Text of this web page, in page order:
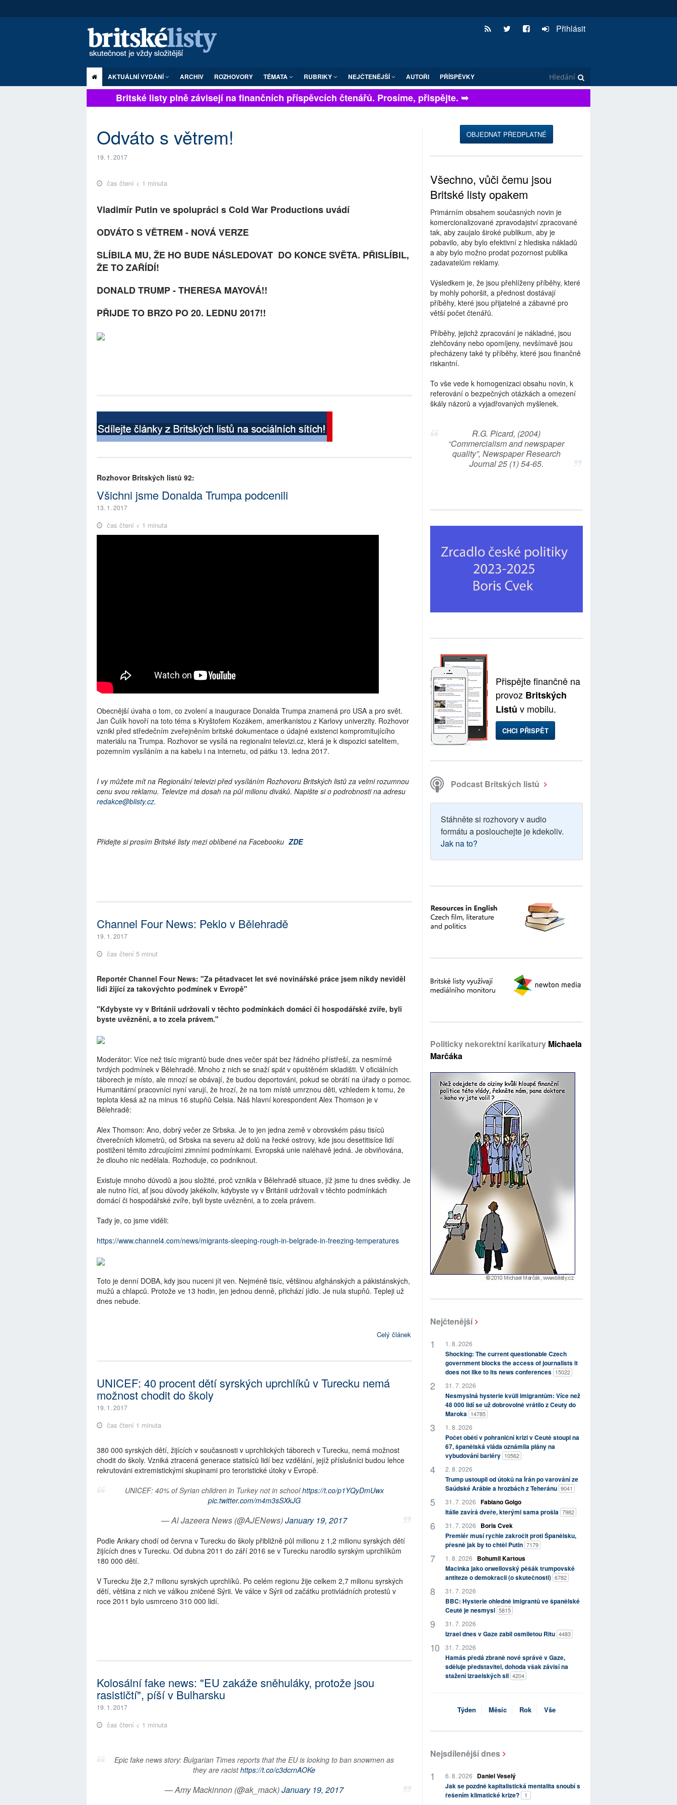
Přihlásit
AKTUÁLNÍ VYDÁNÍ ARCHIV ROZHOVORY TÉMATA RUBRIKY NEJČTENĚJŠÍ AUTOŘI PŘÍSPĚVKY
Britské listy plně závisejí na finančních příspěvcích čtenářů. Prosíme, přispějte. ➥
Odváto s větrem!
19. 1. 2017
čas čtení < 1 minuta
Vladimír Putin ve spolupráci s Cold War Productions uvádí
ODVÁTO S VĚTREM - NOVÁ VERZE
SLÍBILA MU, ŽE HO BUDE NÁSLEDOVAT DO KONCE SVĚTA. PŘISLÍBIL,
ŽE TO ZAŘÍDÍ!
DONALD TRUMP - THERESA MAYOVÁ!!
PŘIJDE TO BRZO PO 20. LEDNU 2017!!
Rozhovor Britských listů 92:
Všichni jsme Donalda Trumpa podcenili
13. 1. 2017
čas čtení < 1 minuta
Obecnější úvaha o tom, co zvolení a inaugurace Donalda Trumpa znamená pro USA a pro svět.
Jan Čulík hovoří na toto téma s Kryštofem Kozákem, amerikanistou z Karlovy univerzity. Rozhovor
vznikl před středečním zveřejněním britské dokumentace o údajné existenci kompromitujícího
materiálu na Trumpa. Rozhovor se vysílá na regionalni televizi.cz, která je k dispozici satelitem,
pozemním vysíláním a na kabelu i na internetu, od pátku 13. ledna 2017.
I vy můžete mít na Regionální televizi před vysíláním Rozhovoru Britských listů za velmi rozumnou
cenu svou reklamu. Televize má dosah na půl milionu diváků. Napište si o podrobnosti na adresu
redakce@blisty.cz.
Přidejte si prosím Britské listy mezi oblíbené na Facebooku ZDE
Channel Four News: Peklo v Bělehradě
19. 1. 2017
čas čtení 5 minut
Reportér Channel Four News: "Za pětadvacet let své novinářské práce jsem nikdy neviděl
lidi žijící za takovýchto podmínek v Evropě"
"Kdybyste vy v Británii udržovali v těchto podmínkách domácí či hospodářské zvíře, byli
byste uvězněni, a to zcela právem."
Moderátor: Více než tisíc migrantů bude dnes večer spát bez řádného přístřeší, za nesmírně
tvrdých podmínek v Bělehradě. Mnoho z nich se snaží spát v opuštěném skladišti. V oficiálních
táborech je místo, ale mnozí se obávají, že budou deportováni, pokud se obrátí na úřady o pomoc.
Humanitární pracovníci nyní varují, že hrozí, že na tom místě umrznou děti, vzhledem k tomu, že
teplota klesá až na minus 16 stupňů Celsia. Náš hlavní korespondent Alex Thomson je v
Bělehradě:
Alex Thomson: Ano, dobrý večer ze Srbska. Je to jen jedna země v obrovském pásu tisíců
čtverečních kilometrů, od Srbska na severu až dolů na řecké ostrovy, kde jsou desetitisíce lidí
postiženi těmito zdrcujícími zimními podmínkami. Evropská unie naléhavě jedná. Je obviňována,
že dlouho nic nedělala. Rozhoduje, co podniknout.
Existuje mnoho důvodů a jsou složité, proč vznikla v Bělehradě situace, jíž jsme tu dnes svědky. Je
ale nutno říci, ať jsou důvody jakékoliv, kdybyste vy v Británii udržovali v těchto podmínkách
domácí či hospodářské zvíře, byli byste uvězněni, a to zcela právem.
Tady je, co jsme viděli:
https://www.channel4.com/news/migrants-sleeping-rough-in-belgrade-in-freezing-temperatures
Toto je denní DOBA, kdy jsou nuceni jít ven. Nejméně tisíc, většinou afghánských a pákistánských,
mužů a chlapců. Protože ve 13 hodin, jen jednou denně, přichází jídlo. Je nula stupňů. Tepleji už
dnes nebude.
Celý článek
UNICEF: 40 procent dětí syrských uprchlíků v Turecku nemá
možnost chodit do školy
19. 1. 2017
čas čtení 1 minuta
380 000 syrských dětí, žijících v současnosti v uprchlických táborech v Turecku, nemá možnost
chodit do školy. Vzniká ztracená generace statisíců lidí bez vzdělání, jejíž příslušníci budou lehce
rekrutováni extremistickými skupinami pro teroristické útoky v Evropě.
UNICEF: 40% of Syrian children in Turkey not in schoolhttps://t.co/p1YQyDmUwx
pic.twitter.com/m4m3sSXkJG
— Al Jazeera News (@AJENews)January 19, 2017
Podle Ankary chodí od června v Turecku do školy přibližně půl milionu z 1,2 milionu syrských dětí
žijících dnes v Turecku. Od dubna 2011 do září 2016 se v Turecku narodilo syrským uprchlíkům
180 000 dětí.
V Turecku žije 2,7 milionu syrských uprchlíků. Po celém regionu žije celkem 2,7 milionu syrských
dětí, většina z nich ve válkou zničené Sýrii. Ve válce v Sýrii od začátku protivládních protestů v
roce 2011 bylo usmrceno 310 000 lidí.
Kolosální fake news: "EU zakáže sněhuláky, protože jsou
rasističtí", píší v Bulharsku
19. 1. 2017
čas čtení < 1 minuta
Epic fake news story: Bulgarian Times reports that the EU is looking to ban snowmen as
they are racisthttps://t.co/c3dcrnAOKe
— Amy Mackinnon (@ak_mack)January 19, 2017
OBJEDNAT PŘEDPLATNÉ
Všechno, vůči čemu jsou
Britské listy opakem
Primárním obsahem současných novin je
komercionalizované zpravodajství zpracované
tak, aby zaujalo široké publikum, aby je
pobavilo, aby bylo efektivní z hlediska nákladů
a aby bylo možno prodat pozornost publika
zadavatelům reklamy.
Výsledkem je, že jsou přehlíženy příběhy, které
by mohly pohoršit, a přednost dostávají
příběhy, které jsou přijatelné a zábavné pro
větší počet čtenářů.
Příběhy, jejichž zpracování je nákladné, jsou
zlehčovány nebo opomíjeny, nevšímavě jsou
přecházeny také ty příběhy, které jsou finančně
riskantní.
To vše vede k homogenizaci obsahu novin, k
referování o bezpečných otázkách a omezení
škály názorů a vyjadřovaných myšlenek.
R.G. Picard, (2004)
“Commercialism and newspaper
quality”, Newspaper Research
Journal 25 (1) 54-65.
Přispějte finančně na
provoz Britských
Listů v mobilu.
CHCI PŘISPĚT
Podcast Britských listů
Stáhněte si rozhovory v audio
formátu a poslouchejte je kdekoliv.
Jak na to?
Politicky nekorektní karikatury Michaela
Marčáka
Nejčtenější
1. 8. 2026
Shocking: The current questionable Czech
government blocks the access of journalists it
does not like to its news conferences 15022
31. 7. 2026
Nesmyslná hysterie kvůli imigrantům: Více než
48 000 lidí se už dobrovolně vrátilo z Ceuty do
Maroka 14785
1. 8. 2026
Počet obětí v pohraniční krizi v Ceutě stoupl na
67, španělská vláda oznámila plány na
vybudování bariéry 10562
2. 8. 2026
Trump ustoupil od útoků na Írán po varování ze
Saúdské Arábie a hrozbách z Teheránu 9041
31. 7. 2026 Fabiano Golgo
Itálie zavírá dveře, kterými sama prošla 7982
31. 7. 2026
Boris Cvek
Premiér musí rychle zakročit proti Španělsku,
přesně jak by to chtěl Putin 7179
1. 8. 2026
Bohumil Kartous
Macinka jako orwellovský pěšák trumpovské
antiteze o demokracii (o skutečnosti) 6782
31. 7. 2026
BBC: Hysterie ohledně imigrantů ve španělské
Ceutě je nesmysl 5815
31. 7. 2026
Izrael dnes v Gaze zabil osmiletou Ritu 4483
31. 7. 2026
Hamás předá zbraně nové správě v Gaze,
sděluje představitel, dohoda však závisí na
stažení izraelských sil 4204
Týden Měsíc Rok Vše
Nejsdílenější dnes
6. 8. 2026
Daniel Veselý
Jak se pozdně kapitalistická mentalita snoubí s
řešením klimatické krize?
1